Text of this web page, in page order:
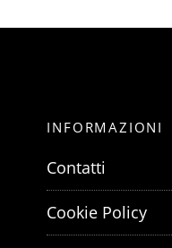
INFORMAZIONI
Contatti
Cookie Policy